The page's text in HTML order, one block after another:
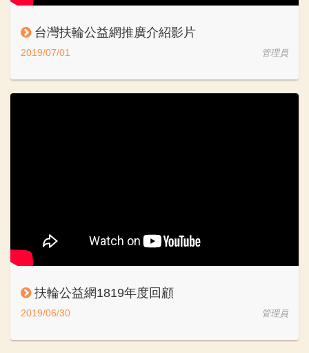
台灣扶輪公益網推廣介紹影片
2019/07/01 管理員
扶輪公益網1819年度回顧
2019/06/30 管理員